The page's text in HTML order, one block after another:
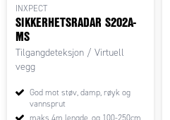
INXPECT
SIKKERHETSRADAR S202A-
MS
Tilgangdeteksjon / Virtuell
vegg
God mot støv, damp, røyk og
vannsprut
maks 4m lengde, og 100-250cm